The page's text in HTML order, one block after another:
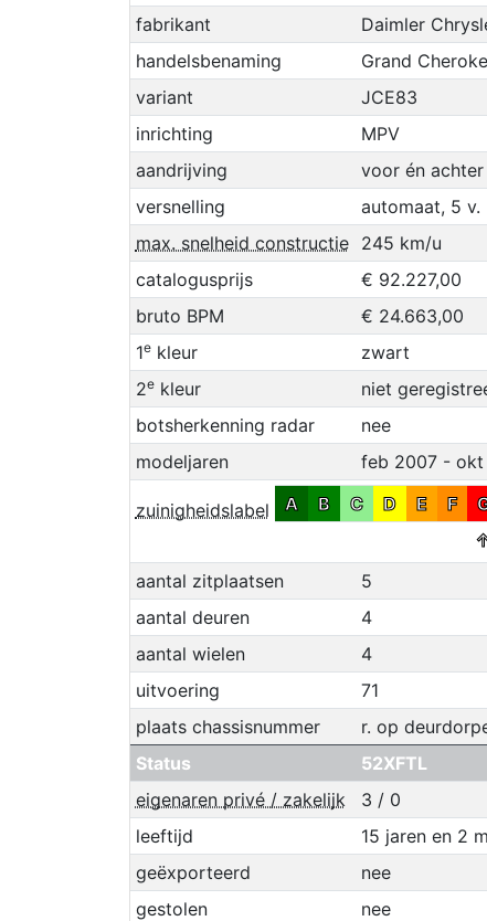
fabrikant
Daimler
handelsbenaming
Grand
variant
JCE83
inrichting
MPV
aandrijving
voor én achter
versnelling
automaat, 5 v.
max. snelheid constructie
245 km/u
catalogusprijs
€ 92.227,00
bruto BPM
€ 24.663,00
1ekleur
zwart
2ekleur
niet
botsherkenning radar
nee
modeljaren
feb 2007 - okt
zuinigheidslabel A B C D E F
aantal zitplaatsen
5
aantal deuren
4
aantal wielen
4
uitvoering
71
plaats chassisnummer
r. op
Status
52XFTL
eigenaren privé / zakelijk
3 / 0
leeftijd
15 jaren en 2
geëxporteerd
nee
gestolen
nee